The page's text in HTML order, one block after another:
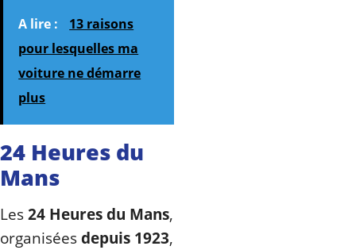
A lire :
13 raisons
pour lesquelles ma
voiture ne démarre
plus
24 Heures du
Mans
Les24 Heures du Mans,
organiséesdepuis 1923,